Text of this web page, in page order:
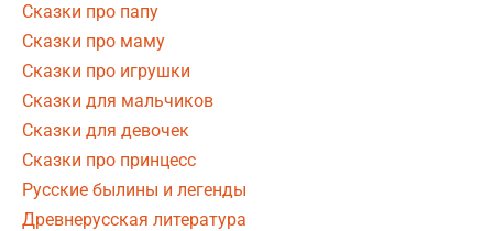
Сказки про папу
Сказки про маму
Сказки про игрушки
Сказки для мальчиков
Сказки для девочек
Сказки про принцесс
Русские былины и легенды
Древнерусская литература